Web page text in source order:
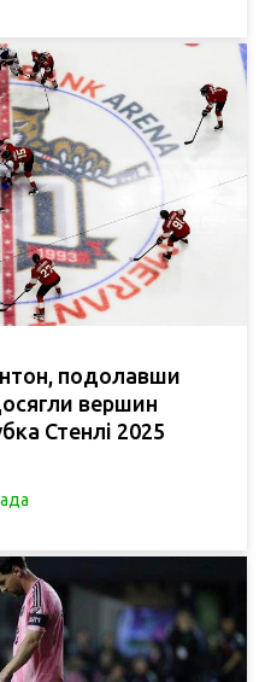
подолавши
вершин
Стенлі 2025